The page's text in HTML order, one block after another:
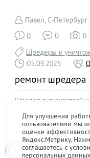
Павел, С-Петербург
0
0 0
Шредеры и
05.09.2025
ремонт шредера
Шредер
Для улучшения
пользователями мы
оценки
Яндекс.Метрику.
соглашаетесь с
персональных